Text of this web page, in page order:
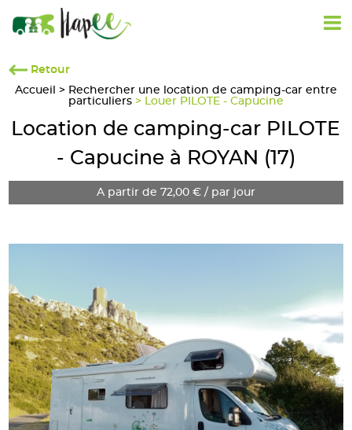
Retour
Accueil
> Rechercher une location de camping-car entre
particuliers > Louer PILOTE - Capucine
Location de camping-car PILOTE
- Capucine à ROYAN (17)
A partir de 72,00 € / par jour